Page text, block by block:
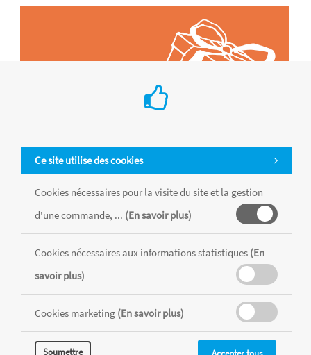
Ce site utilise des cookies
Cookies nécessaires pour la visite du site et la gestion
d'une commande, ... (En savoir plus)
Cookies nécessaires aux informations statistiques (En
savoir plus)
Cookies marketing (En savoir plus)
Soumettre
Tous les produits sont vendus dans la limite des stocks disponibles de
chaque magasin, toutes taxes comprises.
CONDITIONS GÉNÉRALES